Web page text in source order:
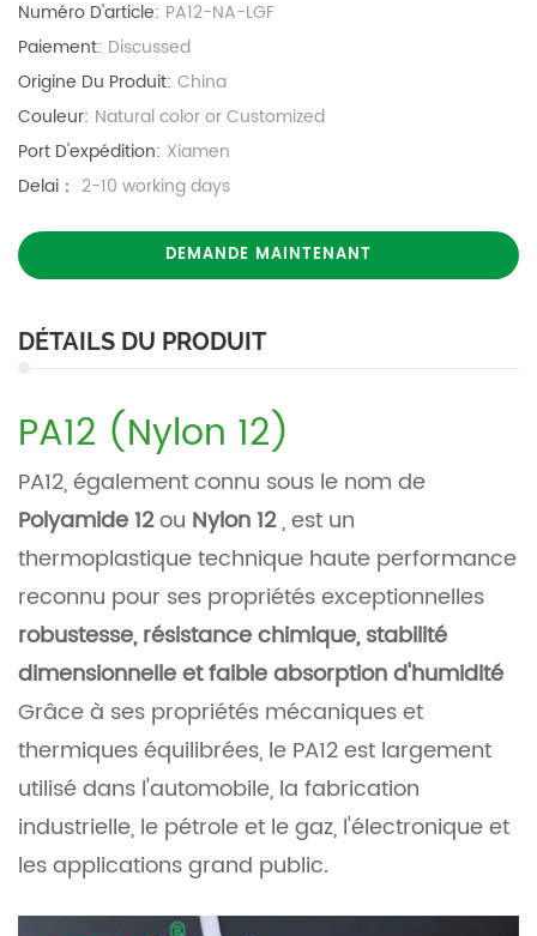
Numéro D'article: PA12-NA-LGF
Paiement: Discussed
Origine Du Produit: China
Couleur: Natural color or Customized
Port D'expédition: Xiamen
Delai： 2-10 working days
DEMANDE MAINTENANT
DÉTAILS DU PRODUIT
PA12 (Nylon 12)
PA12, également connu sous le nom de
Polyamide 12ou Nylon 12, est un
thermoplastique technique haute performance
reconnu pour ses propriétés exceptionnelles
robustesse, résistance chimique, stabilité
dimensionnelle et faible absorption d'humidité
Grâce à ses propriétés mécaniques et
thermiques équilibrées, le PA12 est largement
utilisé dans l'automobile, la fabrication
industrielle, le pétrole et le gaz, l'électronique et
les applications grand public.